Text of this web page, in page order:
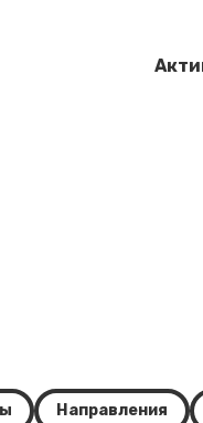
Направления